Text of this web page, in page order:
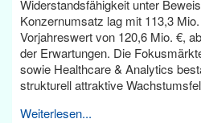
Widerstandsfähigkeit unter
Konzernumsatz lag mit 113,3
Vorjahreswert von 120,6 Mio. €,
der Erwartungen. Die
sowie Healthcare & Analytics
strukturell attraktive
Weiterlesen...